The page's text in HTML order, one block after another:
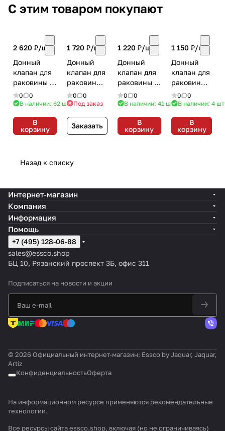
С этим товаром покупают
2 620 ₽/шт
Донный
клапан для
раковины с
переливом
Jaquar ALD-
729L130
Хром
0
0
В наличии: 62 шт
В
корзину
1 720 ₽/шт
Донный
клапан для
раковины
с
переливом
ALD-CHR-
729 Хром
0
0
Под заказ
Заказать
1 220 ₽/шт
Донный
клапан для
раковины с
переливом
Jaquar ALD-
709L130
Хром
0
0
В наличии: 41 шт
В
корзину
1 150 ₽/шт
Донный
клапан для
раковины
с
переливом
ALD-CHR-
709 Хром
0
0
В наличии: 4 шт
В
корзину
Назад к списку
Интернет-магазин
Компания
Информация
Помощь
+7 (495) 128-06-88
sales@essco.shop
БЦ 10, Рязанский проспект 3Б, офис 311
Подписаться на новости и акции
© 2026 Официальный интернет-магазин: Essco by Jaquar, Jaquar,
Artiz
КонфиденциальностьОферта
На информационном ресурсе применяются рекомендательные
технологии.
Все ресурсы сайта essco.shop, включая (но не ограничиваясь)